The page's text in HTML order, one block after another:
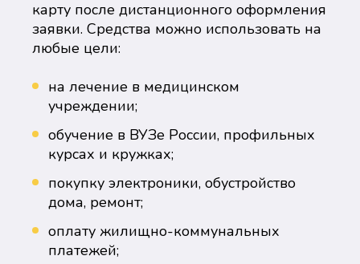
карту после дистанционного оформления
заявки. Средства можно использовать на
любые цели:
на лечение в медицинском
учреждении;
обучение в ВУЗе России, профильных
курсах и кружках;
покупку электроники, обустройство
дома, ремонт;
оплату жилищно-коммунальных
платежей;